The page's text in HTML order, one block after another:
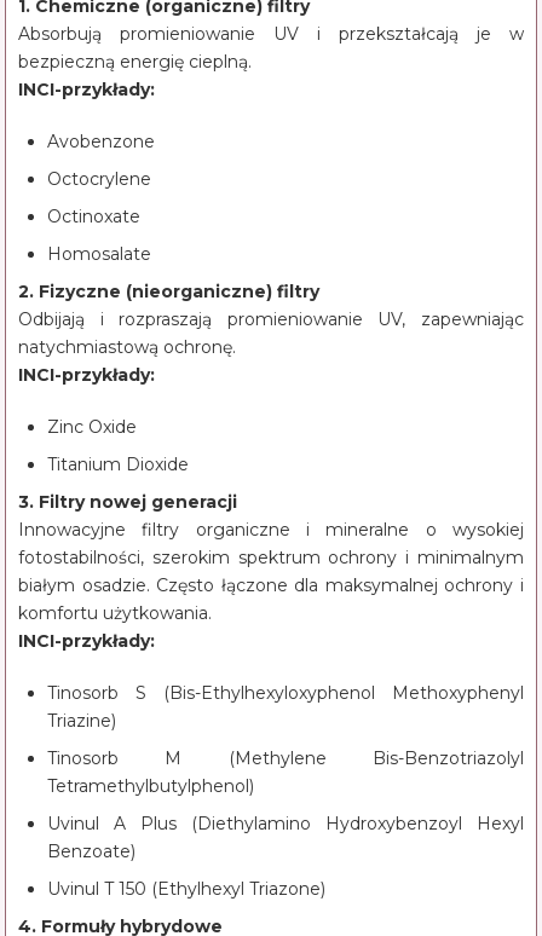
1. Chemiczne (organiczne) filtry
Absorbują promieniowanie UV i przekształcają je w
bezpieczną energię cieplną.
INCI-przykłady:
Avobenzone
Octocrylene
Octinoxate
Homosalate
2. Fizyczne (nieorganiczne) filtry
Odbijają i rozpraszają promieniowanie UV, zapewniając
natychmiastową ochronę.
INCI-przykłady:
Zinc Oxide
Titanium Dioxide
3. Filtry nowej generacji
Innowacyjne filtry organiczne i mineralne o wysokiej
fotostabilności, szerokim spektrum ochrony i minimalnym
białym osadzie. Często łączone dla maksymalnej ochrony i
komfortu użytkowania.
INCI-przykłady:
Tinosorb S (Bis-Ethylhexyloxyphenol Methoxyphenyl
Triazine)
Tinosorb M (Methylene Bis-Benzotriazolyl
Tetramethylbutylphenol)
Uvinul A Plus (Diethylamino Hydroxybenzoyl Hexyl
Benzoate)
Uvinul T 150 (Ethylhexyl Triazone)
4. Formuły hybrydowe